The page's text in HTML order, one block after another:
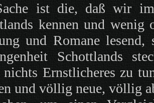
ist die, daß wir
kennen und wenig
und Romane
Schottlands
nichts Ernstlicheres zu
und völlig neue, völlig